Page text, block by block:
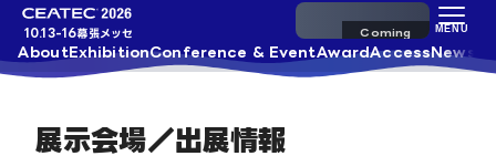
10.13-16幕張メッセ
AboutExhibitionConference & EventAwardAccessNews
来場事前登録
MENU
展示会場／出展情報